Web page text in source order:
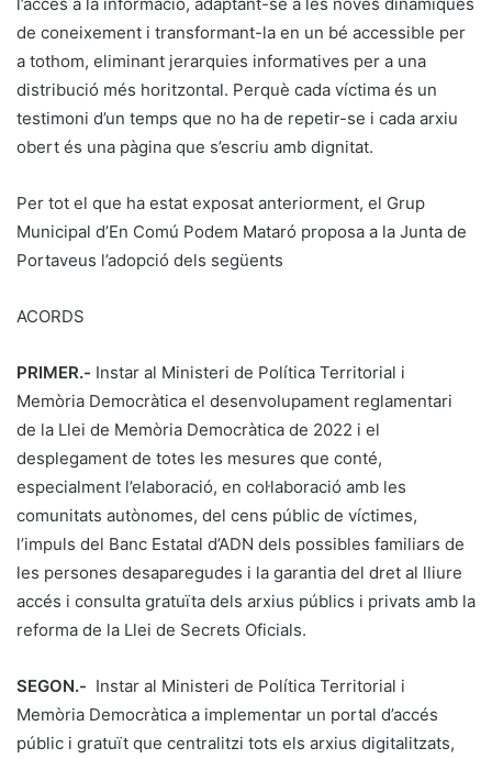
de coneixement i transformant-la en un bé accessible per
a tothom, eliminant jerarquies informatives per a una
distribució més horitzontal. Perquè cada víctima és un
testimoni d’un temps que no ha de repetir-se i cada arxiu
obert és una pàgina que s’escriu amb dignitat.
Per tot el que ha estat exposat anteriorment, el Grup
Municipal d’En Comú Podem Mataró proposa a la Junta de
Portaveus l’adopció dels següents
ACORDS
PRIMER.- Instar al Ministeri de Política Territorial i
Memòria Democràtica el desenvolupament reglamentari
de la Llei de Memòria Democràtica de 2022 i el
desplegament de totes les mesures que conté,
especialment l’elaboració, en col·laboració amb les
comunitats autònomes, del cens públic de víctimes,
l’impuls del Banc Estatal d’ADN dels possibles familiars de
les persones desaparegudes i la garantia del dret al lliure
accés i consulta gratuïta dels arxius públics i privats amb la
reforma de la Llei de Secrets Oficials.
SEGON.- Instar al Ministeri de Política Territorial i
Memòria Democràtica a implementar un portal d’accés
públic i gratuït que centralitzi tots els arxius digitalitzats,